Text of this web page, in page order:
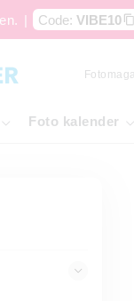
| Code:VIBE10
Foto kalender